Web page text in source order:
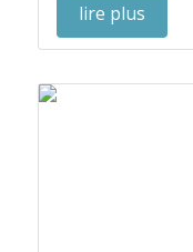
lire plus